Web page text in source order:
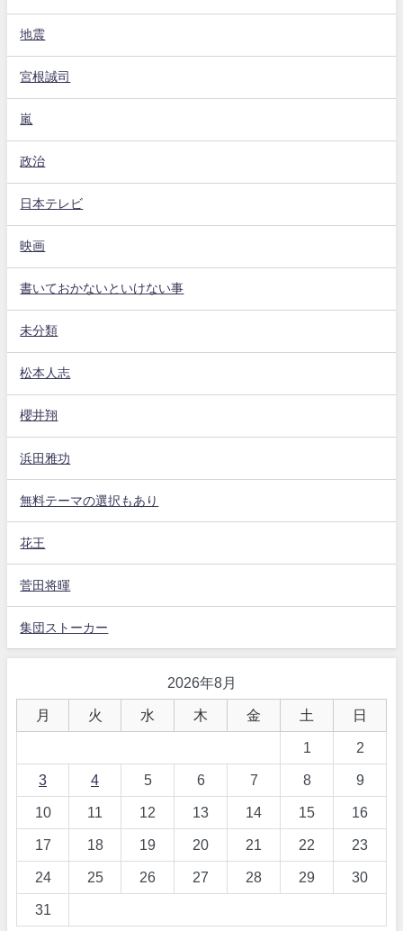
地震
宮根誠司
嵐
政治
日本テレビ
映画
書いておかないといけない事
未分類
松本人志
櫻井翔
浜田雅功
無料テーマの選択もあり
花王
菅田将暉
集団ストーカー
2026年8月
月 火 水 木 金 土 日
1 2
3 4 5 6 7 8 9
10 11 12 13 14 15 16
17 18 19 20 21 22 23
24 25 26 27 28 29 30
31